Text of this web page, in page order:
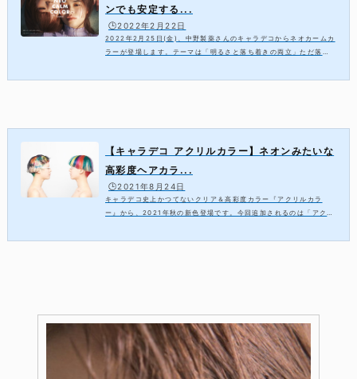
ンでも安定する...
🕒️2022年2月22日
2022年2月25日(金)、中野製薬さんのキャラデコからネオカームカ
ラーが登場します。テーマは「明るさと落ち着きの両立」ただ落ち
ね備えました。そんな新しいナチュラルベ...
【キャラデコ アクリルカラー】ネオンみたいな
高彩度ヘアカラ...
🕒️2021年8月24日
キャラデコ史上かつてないクリア＆高彩度カラー『アクリルカラ
ー』から、2021年秋の新色登場です。今回追加されるのは「アクリ
デザインの中でビビッドなカラーは主力デ...